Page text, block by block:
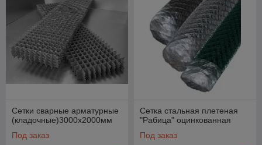
Сетки сварные арматурные
(кладочные)3000х2000мм
Под заказ
Сетка стальная плетеная
"Рабица" оцинкованная
Под заказ